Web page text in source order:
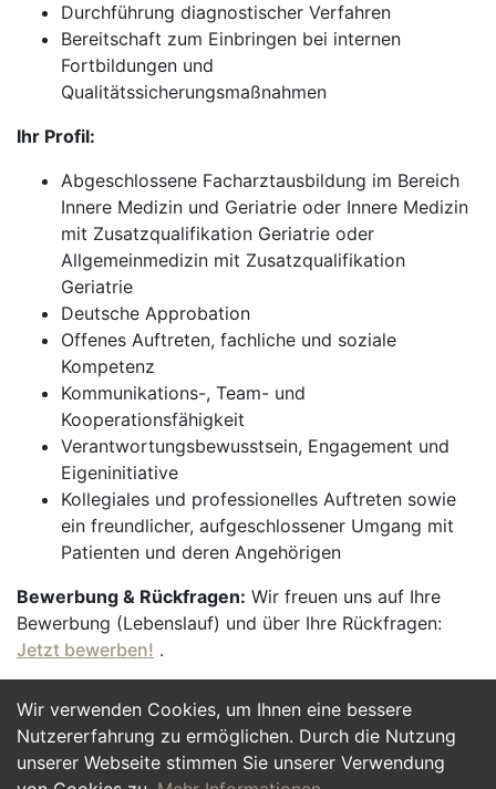
Wir verwenden Cookies, um Ihnen eine bessere
Nutzererfahrung zu ermöglichen. Durch die Nutzung
unserer Webseite stimmen Sie unserer Verwendung
Durchführung diagnostischer Verfahren
Bereitschaft zum Einbringen bei internen
Fortbildungen und
Qualitätssicherungsmaßnahmen
Ihr Profil:
Abgeschlossene Facharztausbildung im Bereich
Innere Medizin und Geriatrie oder Innere Medizin
mit Zusatzqualifikation Geriatrie oder
Allgemeinmedizin mit Zusatzqualifikation
Geriatrie
Deutsche Approbation
Offenes Auftreten, fachliche und soziale
Kompetenz
Kommunikations-, Team- und
Kooperationsfähigkeit
Verantwortungsbewusstsein, Engagement und
Eigeninitiative
Kollegiales und professionelles Auftreten sowie
ein freundlicher, aufgeschlossener Umgang mit
Patienten und deren Angehörigen
Bewerbung & Rückfragen: Wir freuen uns auf Ihre
Bewerbung (Lebenslauf) und über Ihre Rückfragen:
Jetzt bewerben! .
Jetzt Bewerben